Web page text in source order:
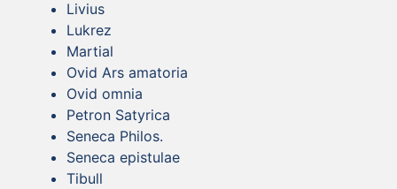
Livius
Lukrez
Martial
Ovid Ars amatoria
Ovid omnia
Petron Satyrica
Seneca Philos.
Seneca epistulae
Tibull